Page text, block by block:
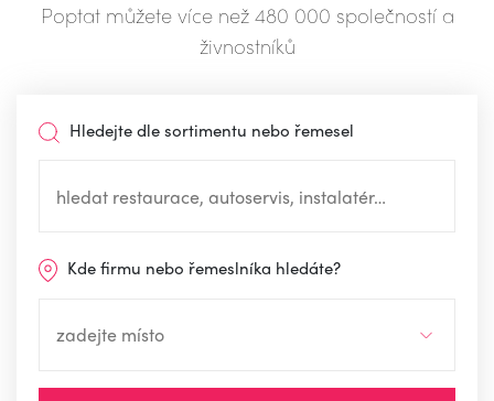
Poptat můžete více než 480 000 společností a
živnostníků
Hledejte dle sortimentu nebo řemesel
Kde firmu nebo řemeslníka hledáte?